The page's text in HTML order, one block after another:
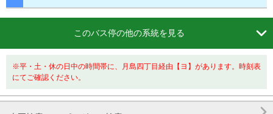
このバス停の他の系統を見る 
※平・土・休の日中の時間帯に、月島四丁目経由【ヨ】があります。時刻表
にてご確認ください。